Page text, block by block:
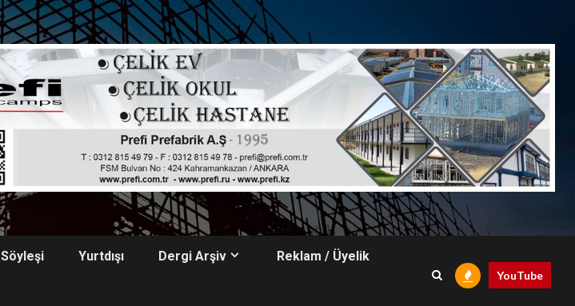
Söyleşi Yurtdışı Dergi Arşiv Reklam / Üyelik
YouTube